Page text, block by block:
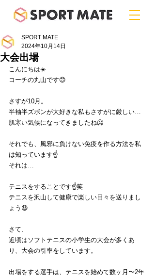
大会出場
SPORT MATE
2024年10月14日
﻿こんにちは☀️
コーチの丸山です😊
さすが10月。
半袖半ズボンが大好きな私もさすがに厳しい…
肌寒い気候になってきましたね🥶
それでも、風邪に負けない免疫を作る方法を私
は知っています☝️
それは…
テニスをすることです☝️笑
テニスを沢山して健康で楽しい日々を送りまし
ょう😆
さて、
近頃はソフトテニスの小学生の大会が多くあ
り、大会の引率をしています。
出場をする選手は、テニスを始めて数ヶ月〜2年